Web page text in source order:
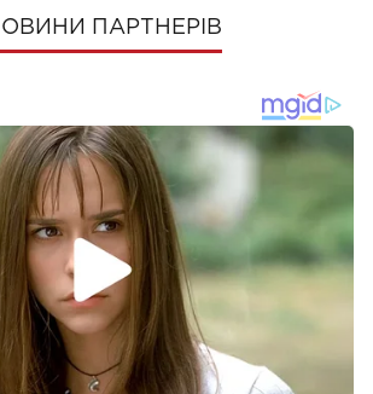
ПАРТНЕРІВ